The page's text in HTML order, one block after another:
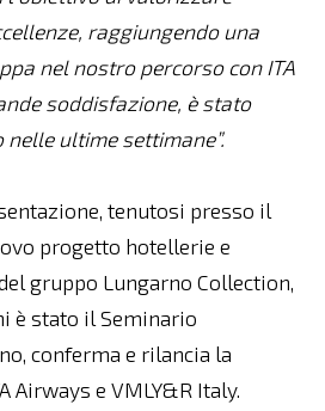
raggiungendo una
nel nostro percorso con ITA
soddisfazione, è stato
ultime settimane”.
tenutosi presso il
progetto hotellerie e
gruppo Lungarno Collection,
è stato il Seminario
conferma e rilancia la
Airways e VMLY&R Italy.